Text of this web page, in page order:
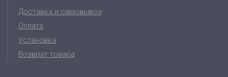
Доставка и самовывоз
Оплата
Установка
Возврат товара